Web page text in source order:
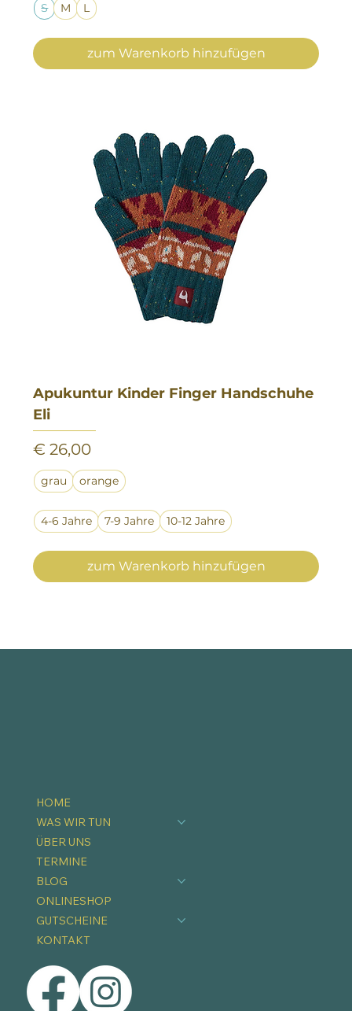
S M L
zum Warenkorb hinzufügen
Apukuntur Kinder Finger Handschuhe
Eli
Preis
€ 26,00
grau orange
4-6 Jahre 7-9 Jahre 10-12 Jahre
zum Warenkorb hinzufügen
HOME
WAS WIR TUN
ÜBER UNS
TERMINE
BLOG
ONLINESHOP
GUTSCHEINE
KONTAKT